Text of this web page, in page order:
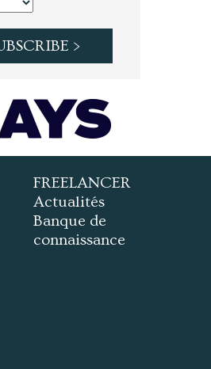
FREELANCER
Actualités
Banque de
connaissance